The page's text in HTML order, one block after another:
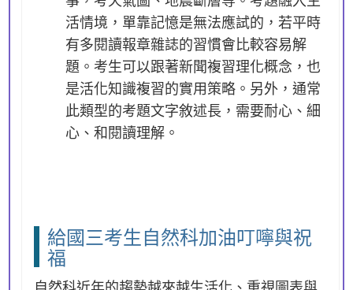
活情境，單靠記憶是無法應試的，若平時
有多閱讀報章雜誌的習慣會比較容易解
題。考生可以跟著新聞複習理化概念，也
是活化知識複習的實用策略。另外，通常
此類型的考題文字敘述長，需要耐心、細
心、和閱讀理解。
給國三考生自然科加油叮嚀與祝
福
自然科近年的趨勢越來越生活化、重視圖表與